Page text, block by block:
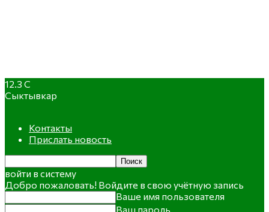
12.3 C
Сыктывкар
Контакты
Прислать новость
войти в систему
Добро пожаловать! Войдите в свою учётную запись
Ваше имя пользователя
Ваш пароль